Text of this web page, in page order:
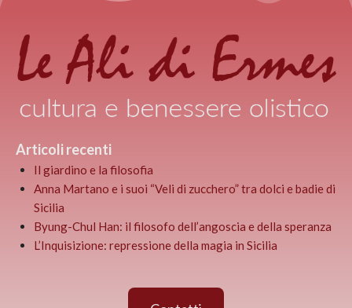
Articoli recenti
Il giardino e la filosofia
Anna Martano e i suoi “Veli di zucchero” tra dolci e badie di
Sicilia
Byung-Chul Han: il filosofo dell’angoscia e della speranza
L’Inquisizione: repressione della magia in Sicilia